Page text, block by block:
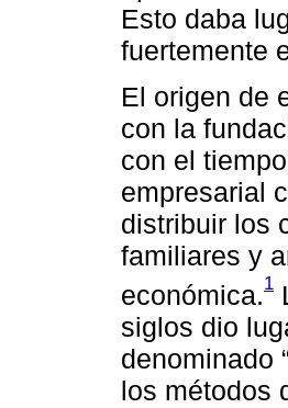
Esto daba
fuertemente
El origen de
con la
con el
empresarial
distribuir los
familiares y
económica.1
siglos dio
denominado
los métodos